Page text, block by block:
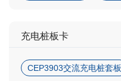
充电桩板卡
CEP3903交流充电桩套板